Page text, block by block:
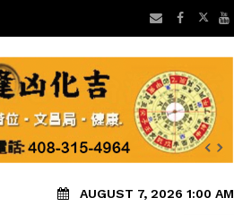
AUGUST 7, 2026 1:00 AM